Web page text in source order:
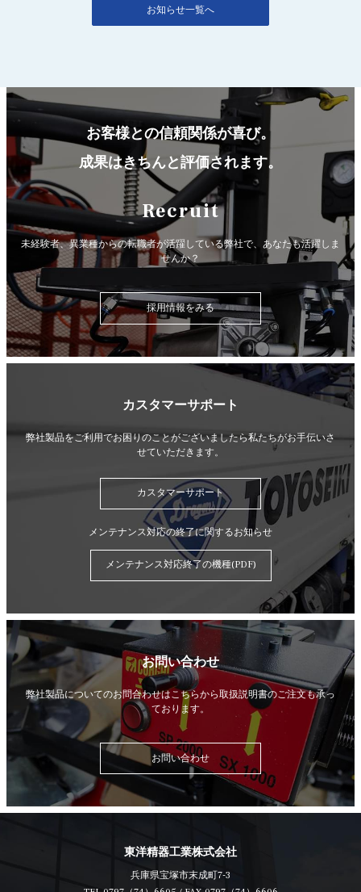
お知らせ一覧へ
お客様との信頼関係が喜び。
成果はきちんと評価されます。
Recruit
未経験者、異業種からの転職者が活躍している弊社で、 あなたも活躍しま
せんか？
採用情報をみる
カスタマーサポート
弊社製品をご利用でお困りのことがございましたら私たちがお手伝いさ
せていただきます。
カスタマーサポート
メンテナンス対応の終了に関するお知らせ
メンテナンス対応終了の機種(PDF)
お問い合わせ
弊社製品についてのお問合わせはこちらから取扱説明書のご注文も承っ
ております。
お問い合わせ
東洋精器工業株式会社
兵庫県宝塚市末成町7-3